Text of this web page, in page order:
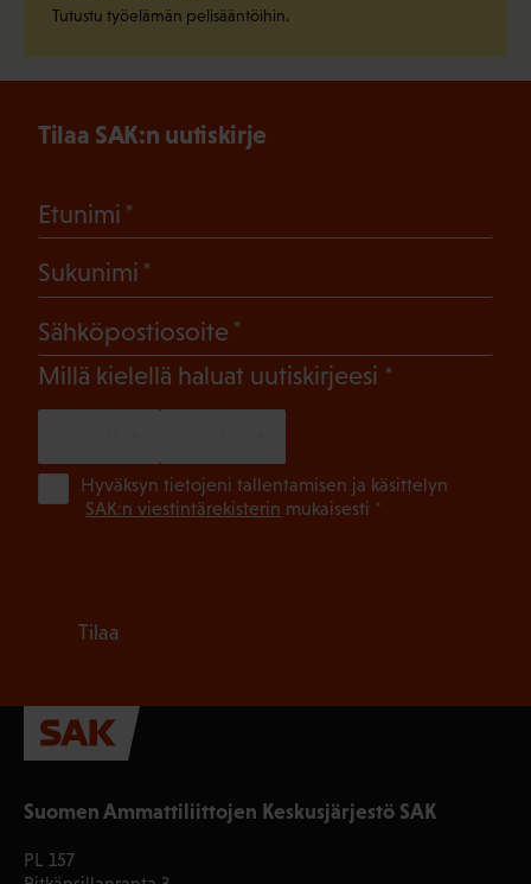
Tutustu työelämän pelisääntöihin.
Suomen Ammattiliittojen Keskusjärjestö SAK
PL 157
Tilaa SAK:n uutiskirje
Etunimi
Sukunimi
Sähköpostiosoite
Millä kielellä haluat uutiskirjeesi (Pakollinen)
Hyväksyn tietojeni tallentamisen ja käsittelyn
SAK:n viestintärekisterin mukaisesti *
Tilaa